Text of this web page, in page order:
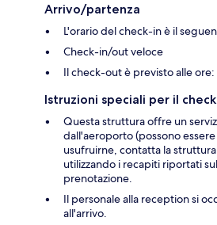
Arrivo/partenza
L'orario del check-in è il
Check-in/out veloce
Il check-out è previsto alle ore:
Istruzioni speciali per il
Questa struttura offre un
dall'aeroporto (possono
usufruirne, contatta la
utilizzando i recapiti riportati
prenotazione.
Il personale alla reception si
all'arrivo.